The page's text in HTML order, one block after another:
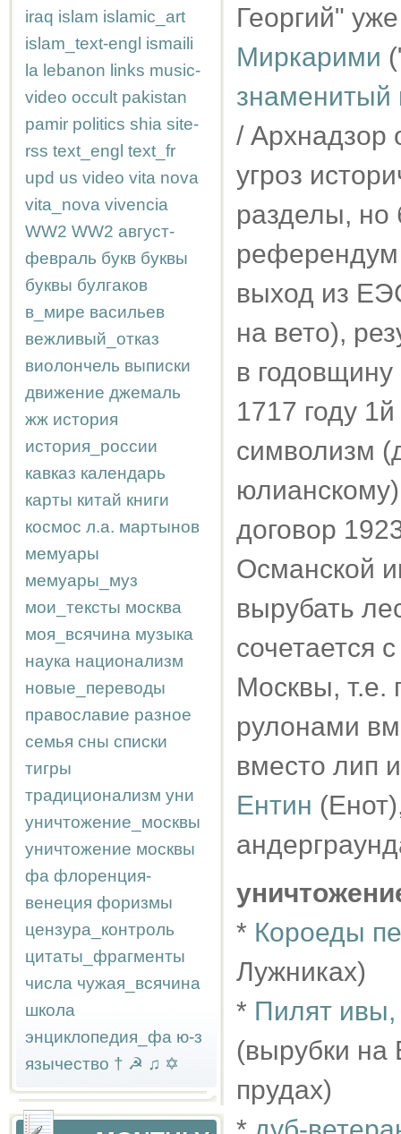
iraq islam islamic_art
islam_text-engl ismaili
la lebanon links music-
video occult pakistan
pamir politics shia site-
rss text_engl text_fr
upd us video vita nova
vita_nova vivencia
WW2 WW2 август-
февраль букв буквы
буквы булгаков
в_мире васильев
вежливый_отказ
виолончель выписки
движение джемаль
жж история
история_россии
кавказ календарь
карты китай книги
космос л.а. мартынов
мемуары
мемуары_муз
мои_тексты москва
моя_всячина музыка
наука национализм
новые_переводы
православие разное
семья сны списки
тигры
традиционализм уни
уничтожение_москвы
уничтожение москвы
фа флоренция-
венеция форизмы
цензура_контроль
цитаты_фрагменты
числа чужая_всячина
школа
энциклопедия_фа ю-з
язычество † ☭ ♫ ✡
Георгий"
Миркарими
знаменитый
/ Архнадзор
угроз
разделы, но
референдум
выход из
на вето),
в
1717 году
символизм
договор
Османской
вырубать
сочетается
Москвы, т.е.
рулонами
вместо лип
Ентин
* Короеды
Лужниках)
* Пилят ивы,
(вырубки на
прудах)